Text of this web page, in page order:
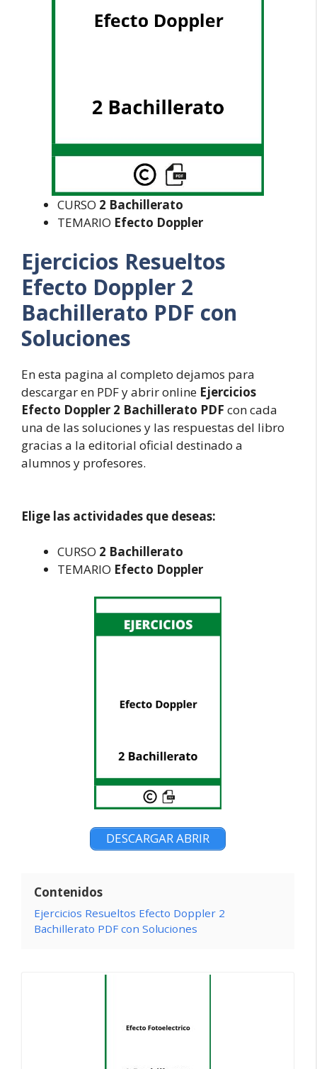
CURSO 2 Bachillerato
TEMARIO Efecto Doppler
Ejercicios Resueltos
Efecto Doppler 2
Bachillerato PDF con
Soluciones
En esta pagina al completo dejamos para
descargar en PDF y abrir online Ejercicios
Efecto Doppler 2 Bachillerato PDF con cada
una de las soluciones y las respuestas del libro
gracias a la editorial oficial destinado a
alumnos y profesores.
Elige las actividades que deseas:
CURSO 2 Bachillerato
TEMARIO Efecto Doppler
DESCARGAR ABRIR
Contenidos
Ejercicios Resueltos Efecto Doppler 2
Bachillerato PDF con Soluciones